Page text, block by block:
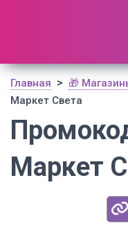
Главная > 🎁
Маркет Света
Маркет